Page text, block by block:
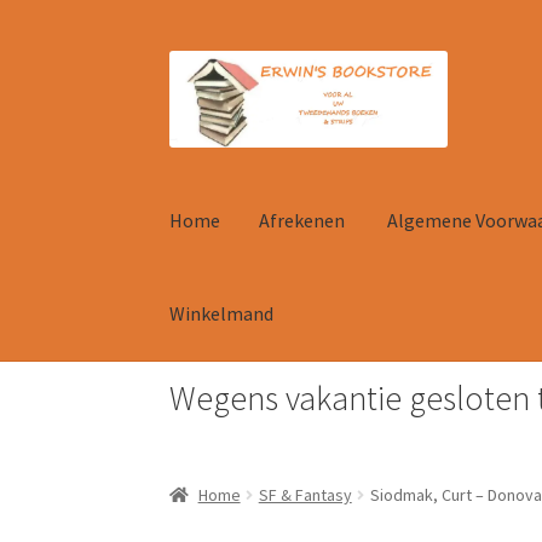
door
naar
navigatie
naar
inhoud
Home Afrekenen Algemene
Winkelmand
HomeAfrekenenAlgemene Voorwaarden
Wegens vakantie
Home SF & Fantasy Siodmak, Curt –